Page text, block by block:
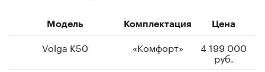
Модель Комплектация Цена
Volga K50 «Комфорт» 4 199 000
руб.